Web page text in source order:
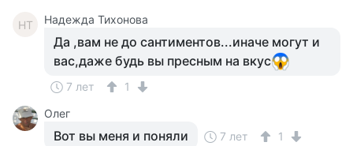
НТ Надежда Тихонова
Да ,вам не до сантиментов...иначе могут и
вас,даже будь вы пресным на вкус
7 лет
1
Олег
Вот вы меня и поняли 7 лет 1